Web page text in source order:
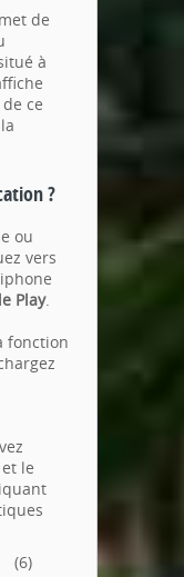
de
à
ce
?
ou
vers
Play.
fonction
le
(6)